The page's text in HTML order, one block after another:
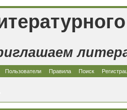
Пользователи Правила Поиск